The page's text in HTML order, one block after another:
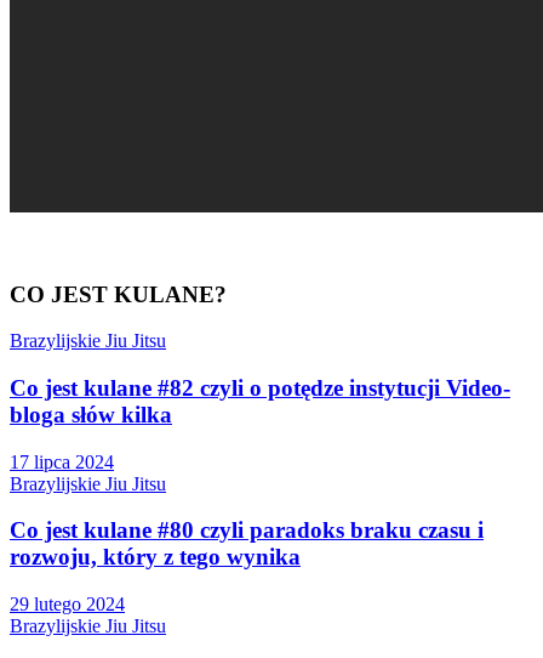
CO JEST KULANE?
Brazylijskie Jiu Jitsu
Co jest kulane #82 czyli o potędze instytucji Video-
bloga słów kilka
17 lipca 2024
Brazylijskie Jiu Jitsu
Co jest kulane #80 czyli paradoks braku czasu i
rozwoju, który z tego wynika
29 lutego 2024
Brazylijskie Jiu Jitsu